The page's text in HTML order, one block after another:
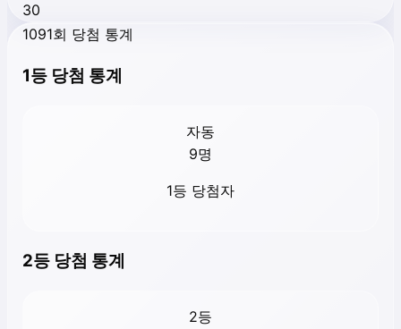
30
1091회 당첨 통계
1등 당첨 통계
자동
9명
1등 당첨자
2등 당첨 통계
2등